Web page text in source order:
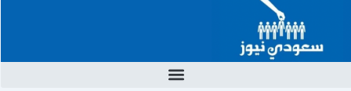
المحتوى